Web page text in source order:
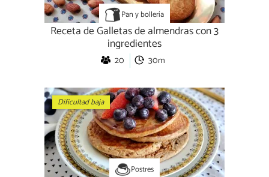
Pan y bollería
Receta de Galletas de almendras con 3
ingredientes
20 30m
Dificultad baja
Postres